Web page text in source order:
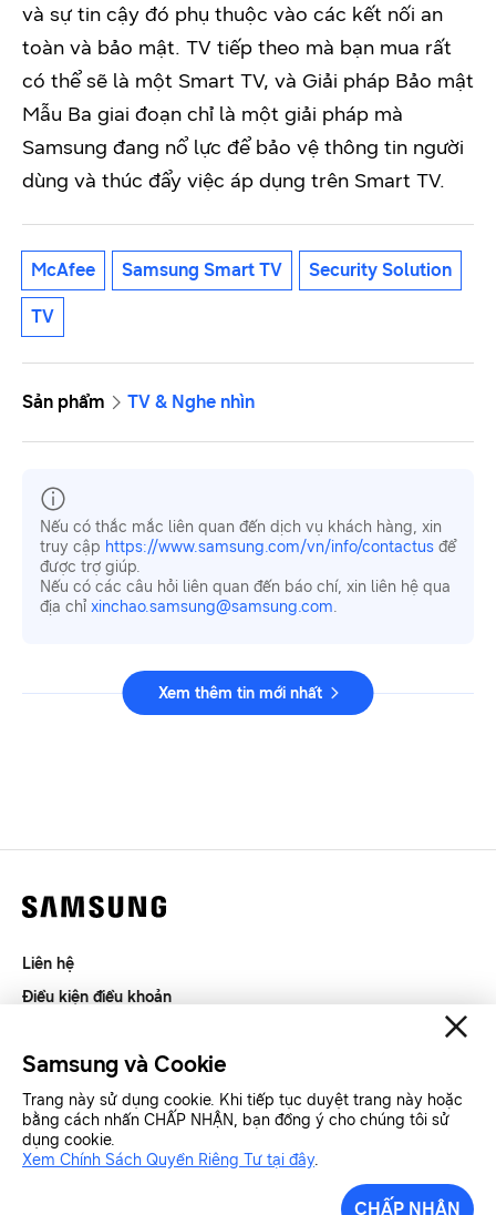
và sự tin cậy đó phụ thuộc vào các kết nối an
toàn và bảo mật. TV tiếp theo mà bạn mua rất
có thể sẽ là một Smart TV, và Giải pháp Bảo mật
Mẫu Ba giai đoạn chỉ là một giải pháp mà
Samsung đang nổ lực để bảo vệ thông tin người
dùng và thúc đẩy việc áp dụng trên Smart TV.
McAfee Samsung Smart TV Security Solution
TV
Sản phẩm TV & Nghe nhìn
Nếu có thắc mắc liên quan đến dịch vụ khách hàng, xin
truy cập https://www.samsung.com/vn/info/contactus để
được trợ giúp.
Nếu có các câu hỏi liên quan đến báo chí, xin liên hệ qua
địa chỉ xinchao.samsung@samsung.com.
Xem thêm tin mới nhất
Liên hệ
Điều kiện điều khoản
SAMSUNG.COM
Copyright© SAMSUNG All Rights Reserved.
Samsung Xin chào
Samsung và Cookie
Trang này sử dụng cookie. Khi tiếp tục duyệt trang này hoặc
bằng cách nhấn CHẤP NHẬN, bạn đồng ý cho chúng tôi sử
dụng cookie.
Xem Chính Sách Quyền Riêng Tư tại đây.
CHẤP NHẬN